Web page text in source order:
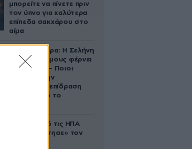
μπορείτε να πίνετε πριν
τον ύπνο για καλύτερα
επίπεδα σακχάρου στο
αίμα
Ζώδια σήμερα: Η Σελήνη
στους Διδύμους φέρνει
ανατροπές – Ποιοι
δέχονται την
ευεργετική επίδραση
του Δία από το
Ζευγάρι από τις ΗΠΑ
που «υιοθέτησε» τον